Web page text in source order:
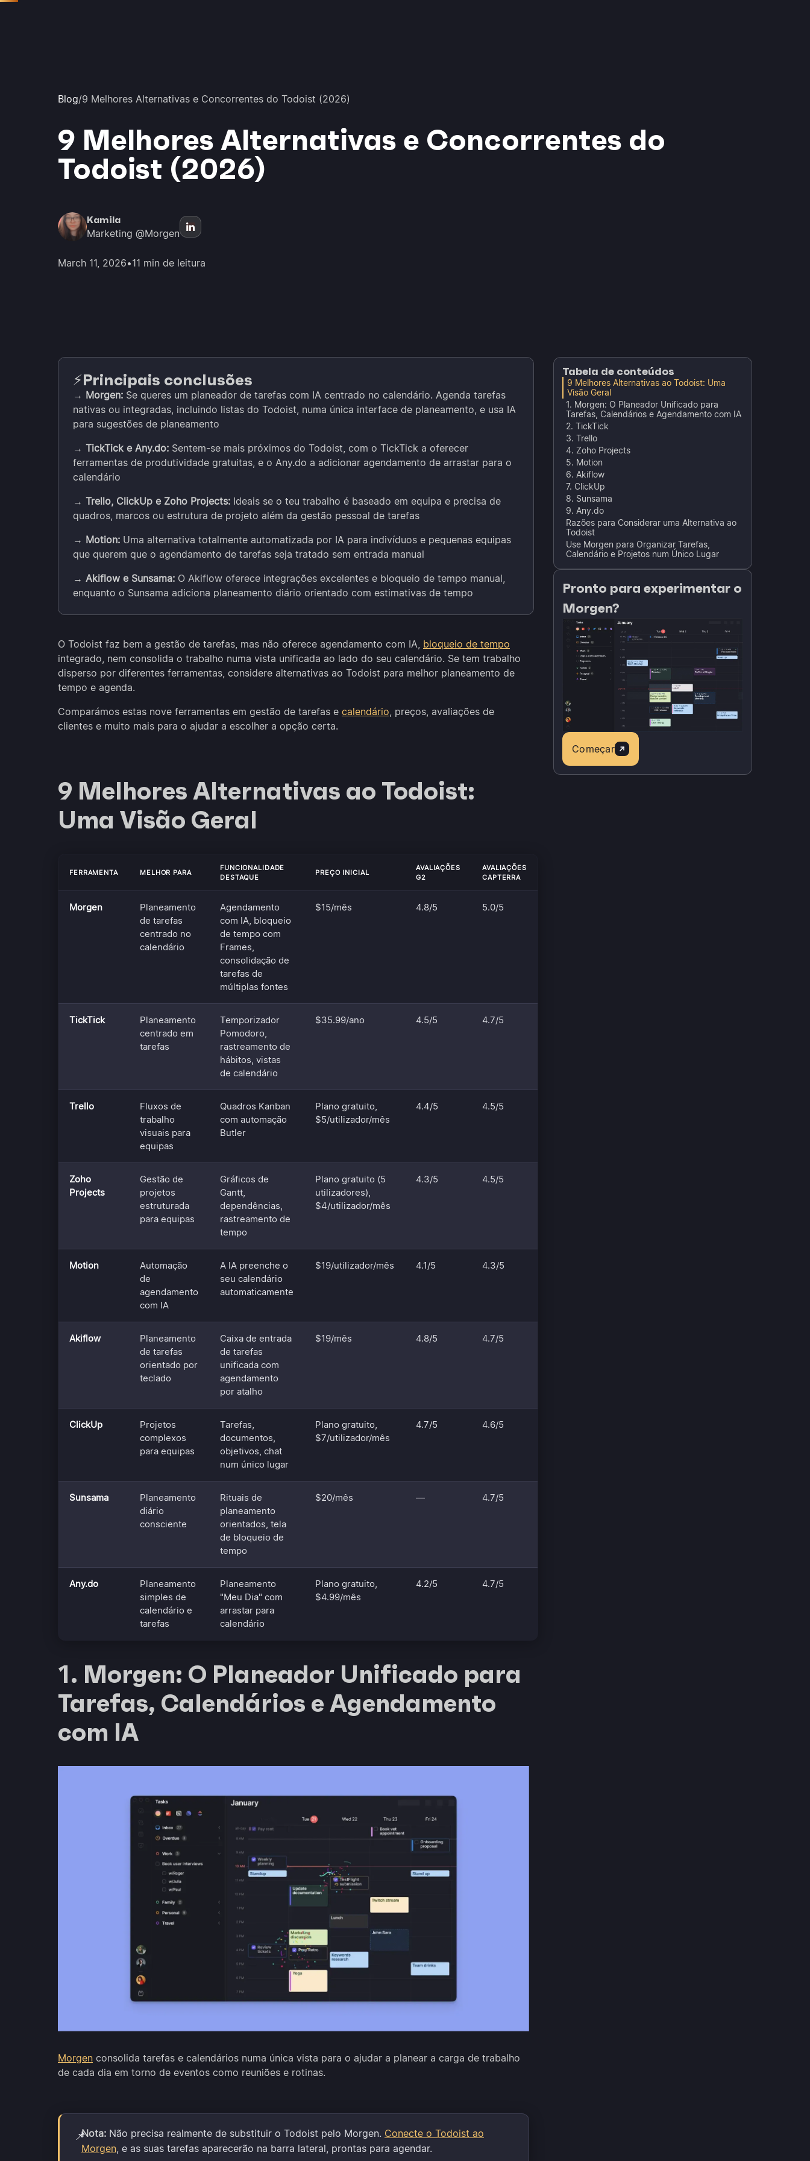
Blog/9 Melhores Alternativas e Concorrentes do Todoist (2026)
9 Melhores Alternativas e Concorrentes do
Todoist (2026)
Kamila
Marketing @Morgen
March 11, 2026•11 min de leitura
⚡️Principais conclusões
→ Morgen: Se queres um planeador de tarefas com IA centrado no calendário. Agenda tarefas
nativas ou integradas, incluindo listas do Todoist, numa única interface de planeamento, e usa IA
para sugestões de planeamento
→ TickTick e Any.do: Sentem-se mais próximos do Todoist, com o TickTick a oferecer
ferramentas de produtividade gratuitas, e o Any.do a adicionar agendamento de arrastar para o
calendário
→ Trello, ClickUp e Zoho Projects: Ideais se o teu trabalho é baseado em equipa e precisa de
quadros, marcos ou estrutura de projeto além da gestão pessoal de tarefas
→ Motion: Uma alternativa totalmente automatizada por IA para indivíduos e pequenas equipas
que querem que o agendamento de tarefas seja tratado sem entrada manual
→ Akiflow e Sunsama: O Akiflow oferece integrações excelentes e bloqueio de tempo manual,
enquanto o Sunsama adiciona planeamento diário orientado com estimativas de tempo
O Todoist faz bem a gestão de tarefas, mas não oferece agendamento com IA, bloqueio de tempo
integrado, nem consolida o trabalho numa vista unificada ao lado do seu calendário. Se tem trabalho
disperso por diferentes ferramentas, considere alternativas ao Todoist para melhor planeamento de
tempo e agenda.
Comparámos estas nove ferramentas em gestão de tarefas e calendário, preços, avaliações de
clientes e muito mais para o ajudar a escolher a opção certa.
9 Melhores Alternativas ao Todoist:
Uma Visão Geral
FERRAMENTA MELHOR PARA
FUNCIONALIDADE
DESTAQUE
PREÇO INICIAL
AVALIAÇÕES
G2
AVALIAÇÕES
CAPTERRA
Morgen
Planeamento
de tarefas
centrado no
calendário
Agendamento
com IA, bloqueio
de tempo com
Frames,
consolidação de
tarefas de
múltiplas fontes
$15/mês 4.8/5 5.0/5
TickTick
Planeamento
centrado em
tarefas
Temporizador
Pomodoro,
rastreamento de
hábitos, vistas
de calendário
$35.99/ano 4.5/5 4.7/5
Trello
Fluxos de
trabalho
visuais para
equipas
Quadros Kanban
com automação
Butler
Plano gratuito,
$5/utilizador/mês
4.4/5 4.5/5
Zoho
Projects
Gestão de
projetos
estruturada
para equipas
Gráficos de
Gantt,
dependências,
rastreamento de
tempo
Plano gratuito (5
utilizadores),
$4/utilizador/mês
4.3/5 4.5/5
Motion
Automação
de
agendamento
com IA
A IA preenche o
seu calendário
automaticamente
$19/utilizador/mês 4.1/5 4.3/5
Akiflow
Planeamento
de tarefas
orientado por
teclado
Caixa de entrada
de tarefas
unificada com
agendamento
por atalho
$19/mês 4.8/5 4.7/5
ClickUp
Projetos
complexos
para equipas
Tarefas,
documentos,
objetivos, chat
num único lugar
Plano gratuito,
$7/utilizador/mês
4.7/5 4.6/5
Sunsama
Planeamento
diário
consciente
Rituais de
planeamento
orientados, tela
de bloqueio de
tempo
$20/mês — 4.7/5
Any.do
Planeamento
simples de
calendário e
tarefas
Planeamento
"Meu Dia" com
arrastar para
calendário
Plano gratuito,
$4.99/mês
4.2/5 4.7/5
1. Morgen: O Planeador Unificado para
Tarefas, Calendários e Agendamento
com IA
Morgen consolida tarefas e calendários numa única vista para o ajudar a planear a carga de trabalho
de cada dia em torno de eventos como reuniões e rotinas.
📌Nota: Não precisa realmente de substituir o Todoist pelo Morgen. Conecte o Todoist ao
Morgen , e as suas tarefas aparecerão na barra lateral, prontas para agendar.
Tabela de conteúdos
9 Melhores Alternativas ao Todoist: Uma
Visão Geral
1. Morgen: O Planeador Unificado para
Tarefas, Calendários e Agendamento com IA
2. TickTick
3. Trello
4. Zoho Projects
5. Motion
6. Akiflow
7. ClickUp
8. Sunsama
9. Any.do
Razões para Considerar uma Alternativa ao
Todoist
Use Morgen para Organizar Tarefas,
Calendário e Projetos num Único Lugar
Pronto para experimentar o
Morgen?
Começar